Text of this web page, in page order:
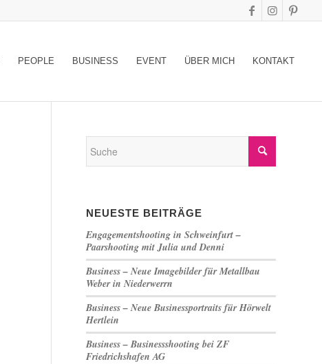
PEOPLE BUSINESS EVENT ÜBER MICH KONTAKT
NEUESTE BEITRÄGE
Engagementshooting in Schweinfurt –
Paarshooting mit Julia und Denni
Business – Neue Imagebilder für Metallbau
Weber in Niederwerrn
Business – Neue Businessportraits für Hörwelt
Hertlein
Business – Businessshooting bei ZF
Friedrichshafen AG